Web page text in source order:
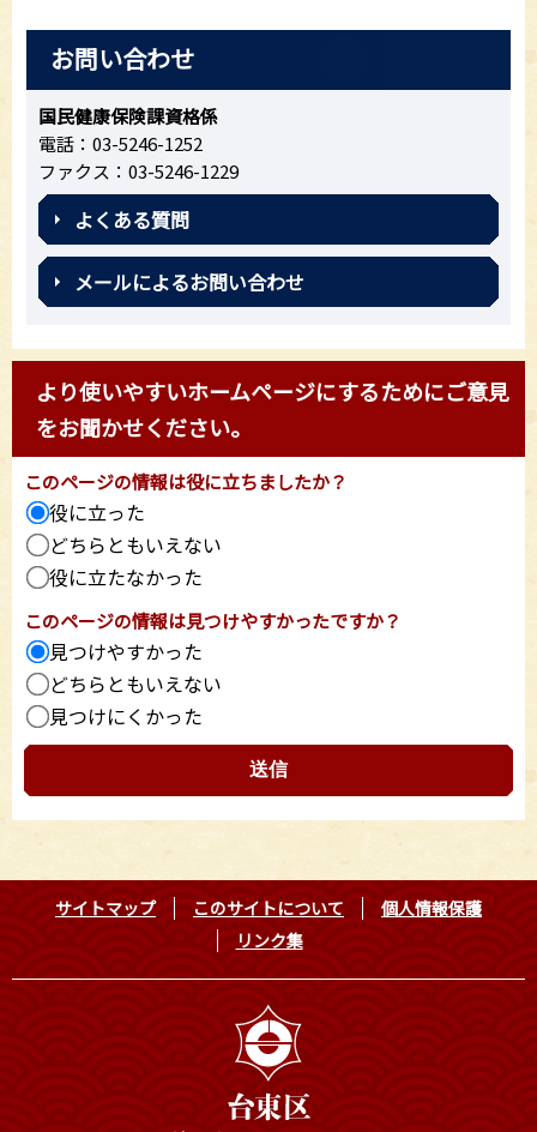
お問い合わせ
国民健康保険課資格係
電話：03-5246-1252
ファクス：03-5246-1229
よくある質問
メールによるお問い合わせ
より使いやすいホームページにするためにご意見
をお聞かせください。
このページの情報は役に立ちましたか？
役に立った
どちらともいえない
役に立たなかった
このページの情報は見つけやすかったですか？
見つけやすかった
どちらともいえない
見つけにくかった
サイトマップ このサイトについて
個人情報保護
リンク集